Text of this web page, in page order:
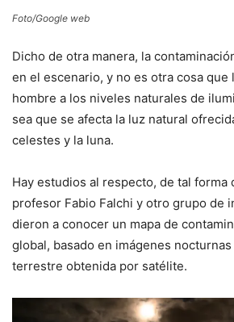
Foto/Google web
Dicho de otra manera, la
en el escenario, y no es otra cosa que
hombre a los niveles naturales de
sea que se afecta la luz natural
celestes y la luna.
Hay estudios al respecto, de tal forma
profesor Fabio Falchi y otro grupo de
dieron a conocer un mapa de
global, basado en imágenes
terrestre obtenida por satélite.